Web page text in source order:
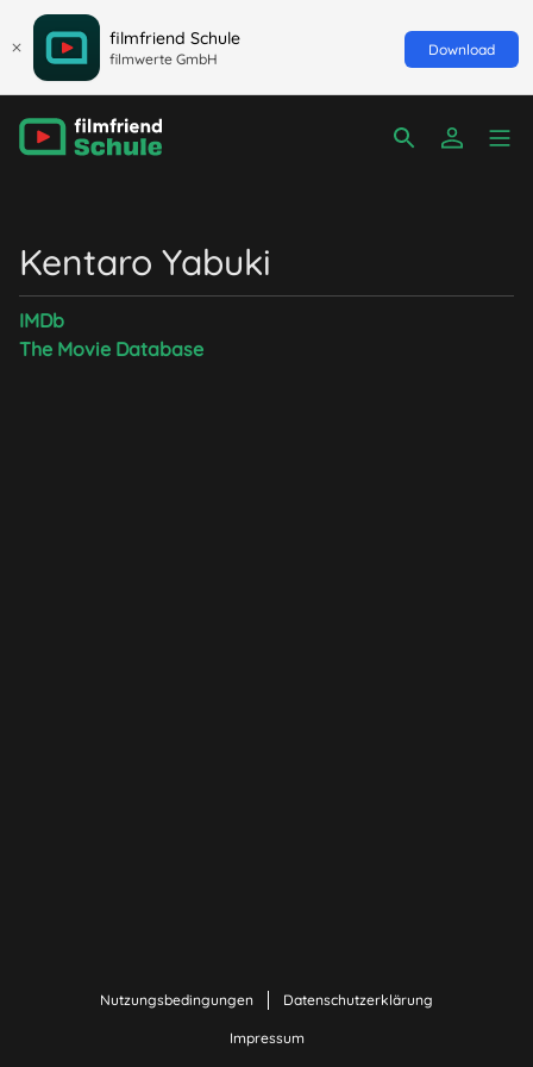
filmfriend Schule
filmwerte GmbH
Download
Kentaro Yabuki
IMDb
The Movie Database
Nutzungsbedingungen Datenschutzerklärung
Impressum